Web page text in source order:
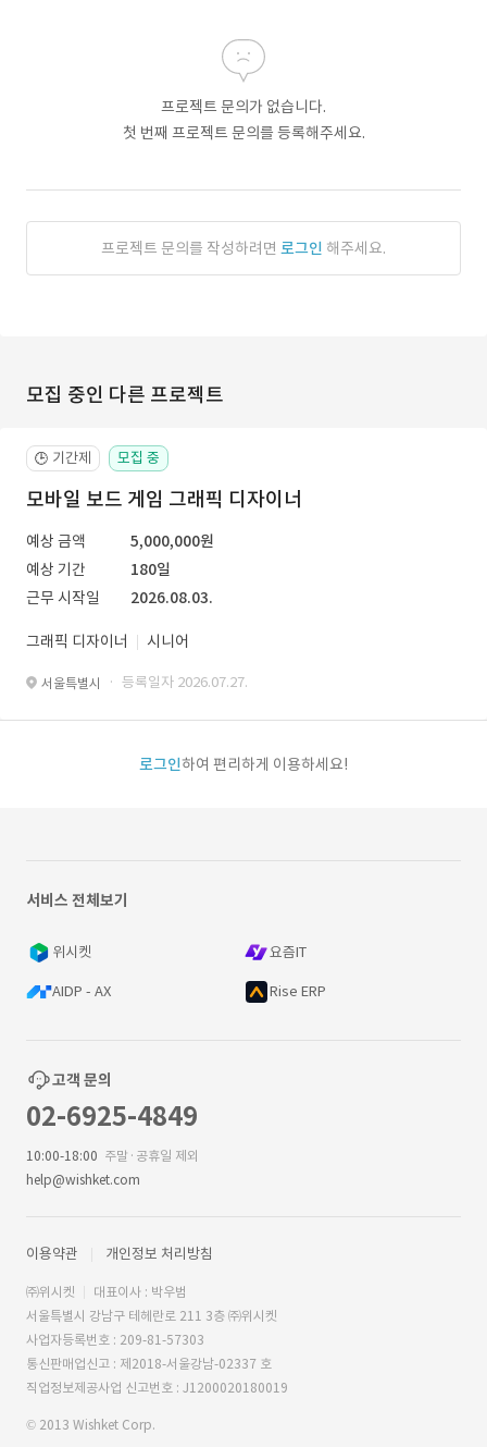
프로젝트 문의가 없습니다.
첫 번째 프로젝트 문의를 등록해주세요.
프로젝트 문의를 작성하려면 로그인 해주세요.
모집 중인 다른 프로젝트
🕒 기간제 모집 중
모바일 보드 게임 그래픽 디자이너
예상 금액
5,000,000원
예상 기간
180일
근무 시작일
2026.08.03.
그래픽 디자이너 시니어
서울특별시 · 등록일자 2026.07.27.
로그인하여 편리하게 이용하세요!
서비스 전체보기
위시켓 요즘IT
AIDP - AX Rise ERP
고객 문의
02-6925-4849
10:00-18:00 주말·공휴일 제외
help@wishket.com
이용약관 개인정보 처리방침
㈜위시켓
대표이사 : 박우범
서울특별시 강남구 테헤란로 211 3층 ㈜위시켓
사업자등록번호 : 209-81-57303
통신판매업신고 : 제2018-서울강남-02337 호
직업정보제공사업 신고번호 : J1200020180019
© 2013 Wishket Corp.